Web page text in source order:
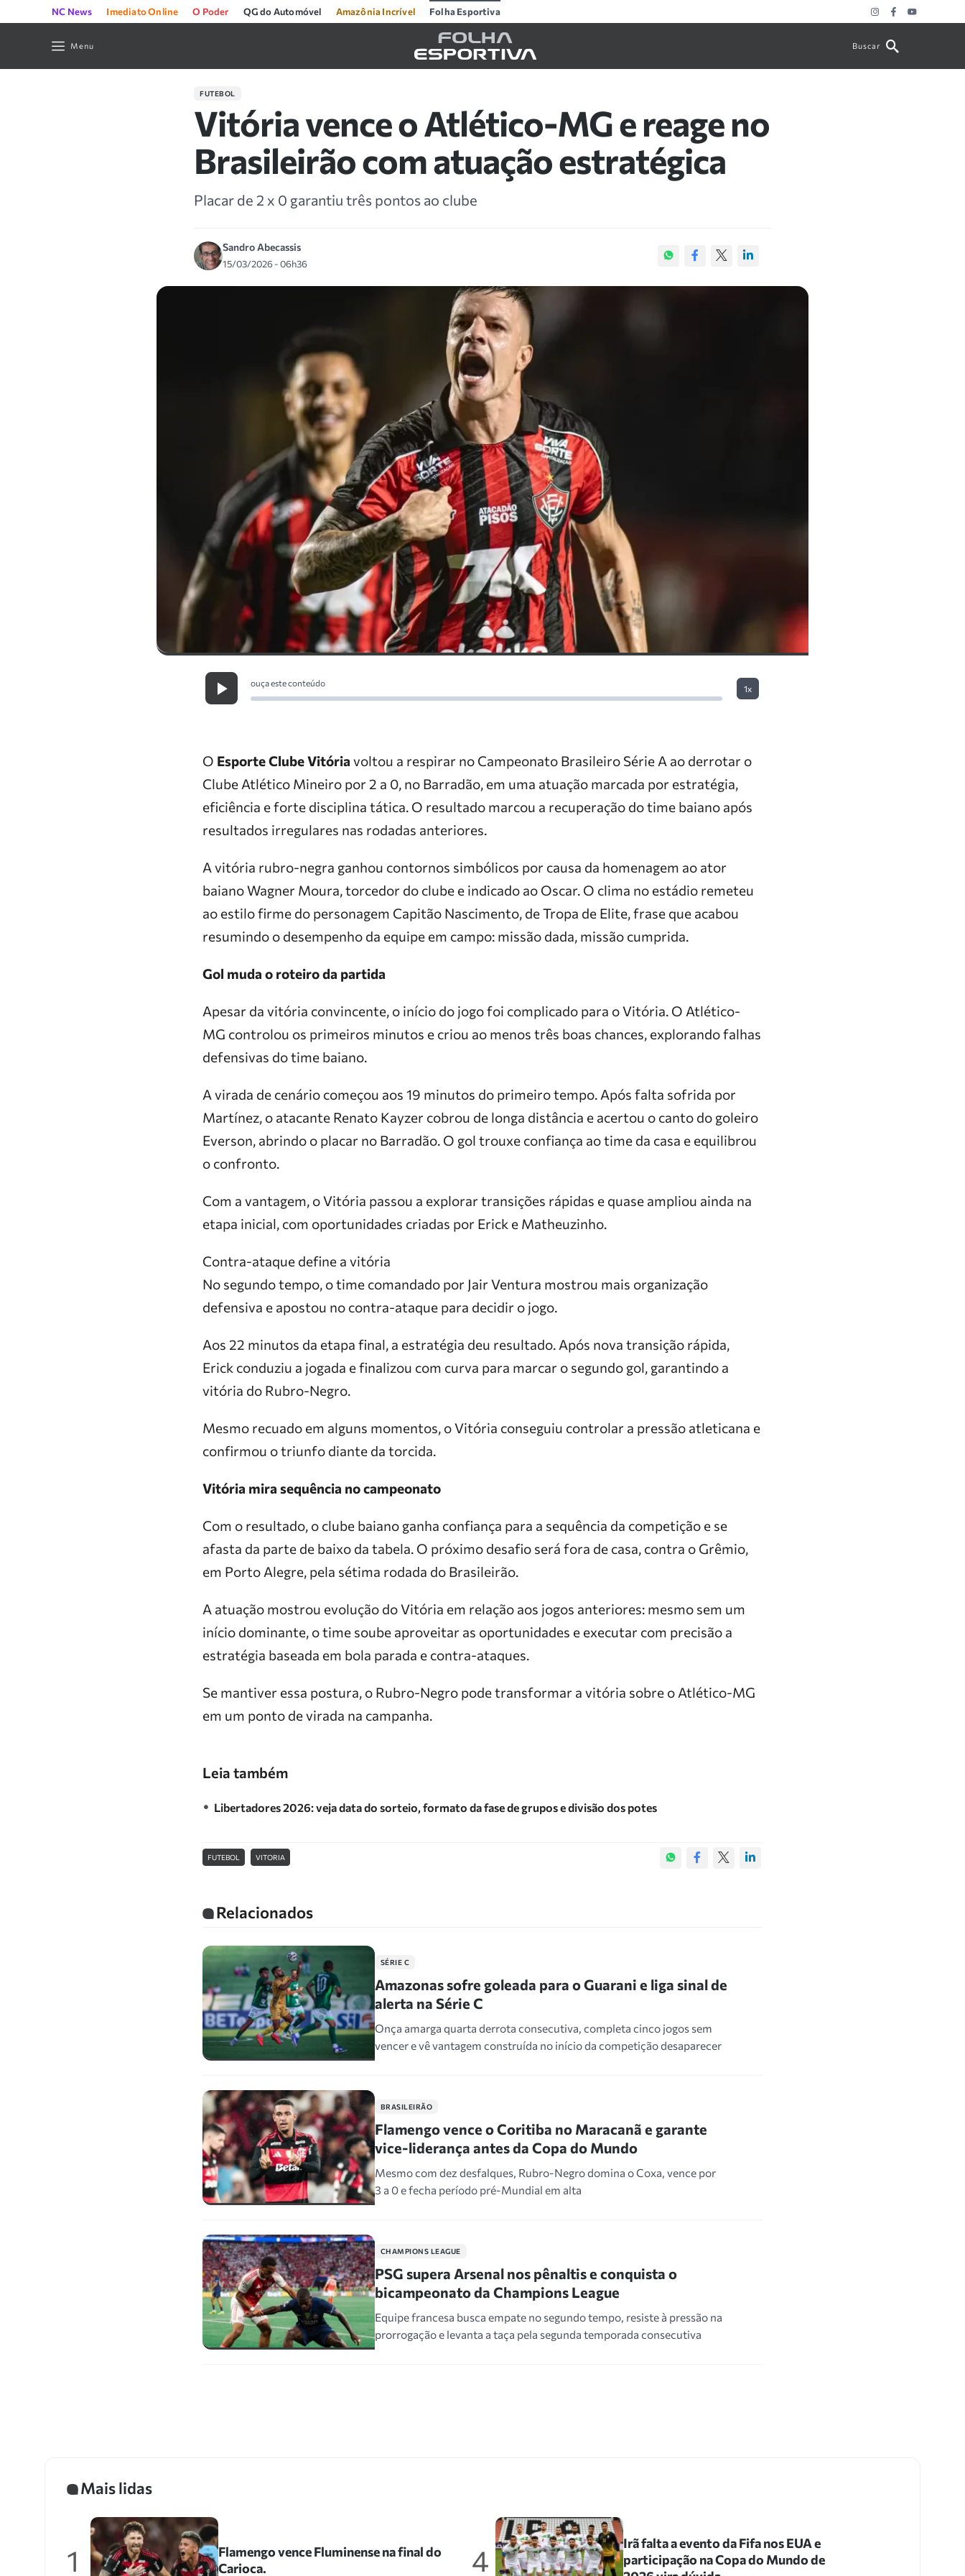
NC News Imediato Online O Poder QG do Automóvel Amazônia Incrível Folha Esportiva
Menu Buscar
FUTEBOL
Vitória vence o Atlético-MG e reage no
Brasileirão com atuação estratégica
Placar de 2 x 0 garantiu três pontos ao clube
Sandro Abecassis
15/03/2026 - 06h36
ouça este conteúdo
1x
O Esporte Clube Vitória voltou a respirar no Campeonato Brasileiro Série A ao derrotar o
Clube Atlético Mineiro por 2 a 0, no Barradão, em uma atuação marcada por estratégia,
eficiência e forte disciplina tática. O resultado marcou a recuperação do time baiano após
resultados irregulares nas rodadas anteriores.
A vitória rubro-negra ganhou contornos simbólicos por causa da homenagem ao ator
baiano Wagner Moura, torcedor do clube e indicado ao Oscar. O clima no estádio remeteu
ao estilo firme do personagem Capitão Nascimento, de Tropa de Elite, frase que acabou
resumindo o desempenho da equipe em campo: missão dada, missão cumprida.
Gol muda o roteiro da partida
Apesar da vitória convincente, o início do jogo foi complicado para o Vitória. O Atlético-
MG controlou os primeiros minutos e criou ao menos três boas chances, explorando falhas
defensivas do time baiano.
A virada de cenário começou aos 19 minutos do primeiro tempo. Após falta sofrida por
Martínez, o atacante Renato Kayzer cobrou de longa distância e acertou o canto do goleiro
Everson, abrindo o placar no Barradão. O gol trouxe confiança ao time da casa e equilibrou
o confronto.
Com a vantagem, o Vitória passou a explorar transições rápidas e quase ampliou ainda na
etapa inicial, com oportunidades criadas por Erick e Matheuzinho.
Contra-ataque define a vitória
No segundo tempo, o time comandado por Jair Ventura mostrou mais organização
defensiva e apostou no contra-ataque para decidir o jogo.
Aos 22 minutos da etapa final, a estratégia deu resultado. Após nova transição rápida,
Erick conduziu a jogada e finalizou com curva para marcar o segundo gol, garantindo a
vitória do Rubro-Negro.
Mesmo recuado em alguns momentos, o Vitória conseguiu controlar a pressão atleticana e
confirmou o triunfo diante da torcida.
Vitória mira sequência no campeonato
Com o resultado, o clube baiano ganha confiança para a sequência da competição e se
afasta da parte de baixo da tabela. O próximo desafio será fora de casa, contra o Grêmio,
em Porto Alegre, pela sétima rodada do Brasileirão.
A atuação mostrou evolução do Vitória em relação aos jogos anteriores: mesmo sem um
início dominante, o time soube aproveitar as oportunidades e executar com precisão a
estratégia baseada em bola parada e contra-ataques.
Se mantiver essa postura, o Rubro-Negro pode transformar a vitória sobre o Atlético-MG
em um ponto de virada na campanha.
Leia também
Libertadores 2026: veja data do sorteio, formato da fase de grupos e divisão dos potes
FUTEBOL VITORIA
Relacionados
SÉRIE C
Amazonas sofre goleada para o Guarani e liga sinal de
alerta na Série C
Onça amarga quarta derrota consecutiva, completa cinco jogos sem
vencer e vê vantagem construída no início da competição desaparecer
BRASILEIRÃO
Flamengo vence o Coritiba no Maracanã e garante
vice-liderança antes da Copa do Mundo
Mesmo com dez desfalques, Rubro-Negro domina o Coxa, vence por
3 a 0 e fecha período pré-Mundial em alta
CHAMPIONS LEAGUE
PSG supera Arsenal nos pênaltis e conquista o
bicampeonato da Champions League
Equipe francesa busca empate no segundo tempo, resiste à pressão na
prorrogação e levanta a taça pela segunda temporada consecutiva
Mais lidas
1
Flamengo vence Fluminense na final do
Carioca.
4
Irã falta a evento da Fifa nos EUA e
participação na Copa do Mundo de